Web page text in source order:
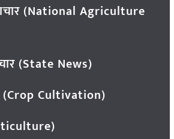
(National Agriculture
(State News)
Cultivation)